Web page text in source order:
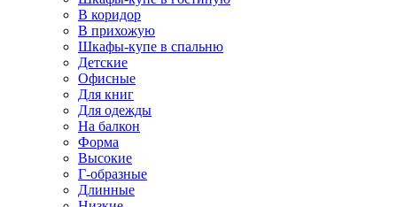
В коридор
В прихожую
Шкафы-купе в спальню
Детские
Офисные
Для книг
Для одежды
На балкон
Форма
Высокие
Г-образные
Длинные